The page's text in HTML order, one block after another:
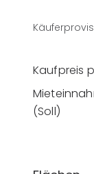
Kaufpreis
(Soll)